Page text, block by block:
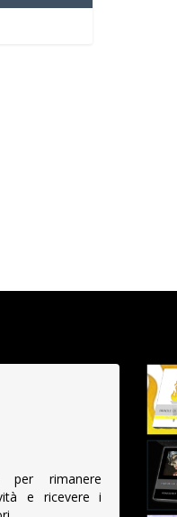
per rimanere
e ricevere i